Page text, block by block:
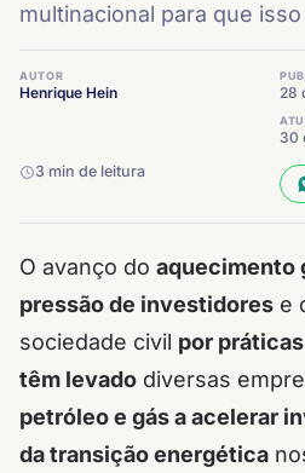
multinacional para que
AUTOR
Henrique Hein 28
30
3 min de leitura
O avanço do aquecimento
pressão de investidores e
sociedade civil por
têm levado diversas
petróleo e gás a acelerar
da transição energética